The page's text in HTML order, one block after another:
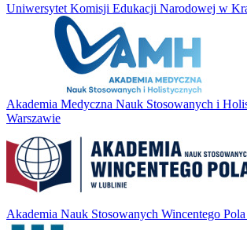
Uniwersytet Komisji Edukacji Narodowej w
Akademia Medyczna Nauk Stosowanych i
Warszawie
Akademia Nauk Stosowanych Wincentego